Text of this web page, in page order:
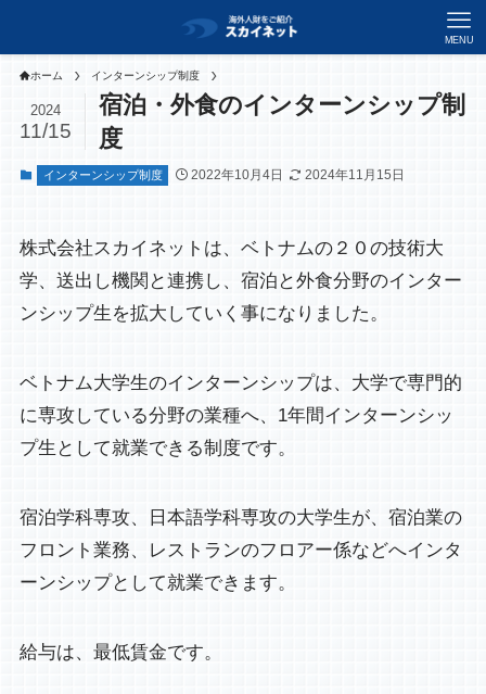
MENU
ホーム インターンシップ制度
宿泊・外食のインターンシップ制
度
2024
11/15
インターンシップ制度 2022年10月4日 2024年11月15日
株式会社スカイネットは、ベトナムの２０の技術大
学、送出し機関と連携し、宿泊と外食分野のインター
ンシップ生を拡大していく事になりました。
ベトナム大学生のインターンシップは、大学で専門的
に専攻している分野の業種へ、1年間インターンシッ
プ生として就業できる制度です。
宿泊学科専攻、日本語学科専攻の大学生が、宿泊業の
フロント業務、レストランのフロアー係などへインタ
ーンシップとして就業できます。
給与は、最低賃金です。